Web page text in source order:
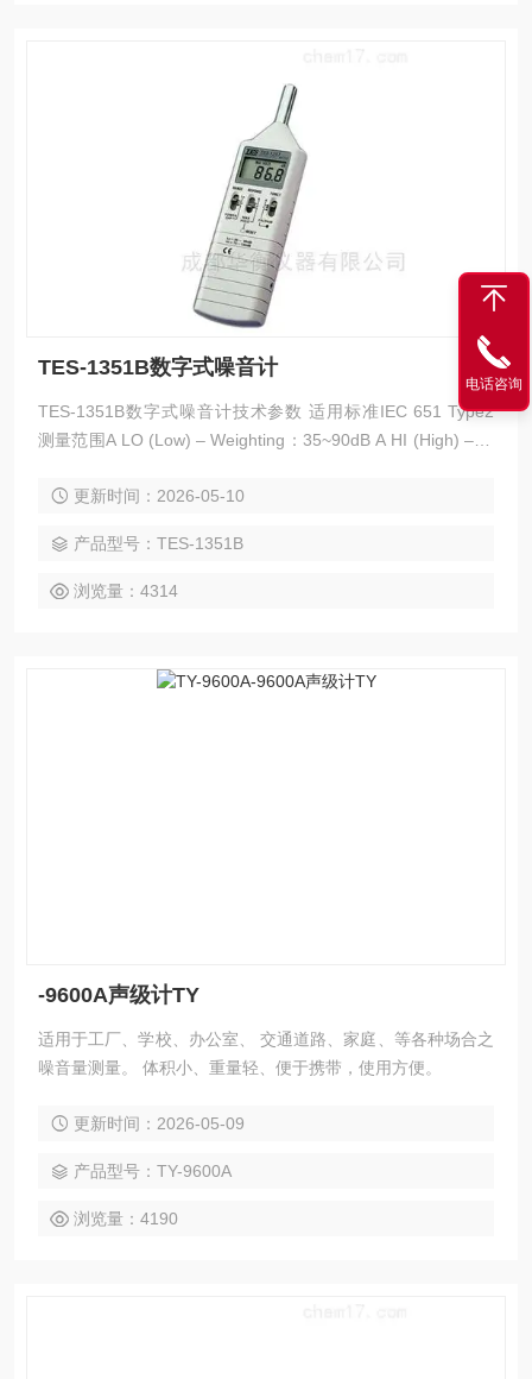
TES-1351B数字式噪音计
TES-1351B数字式噪音计技术参数 适用标准IEC 651 Type2
测量范围A LO (Low) – Weighting：35~90dB A HI (High) – W
I (High) – Weighting：75~130dB 分辨率0.1dB 频率范围31.
更新时间：2026-05-10
产品型号：TES-1351B
浏览量：4314
-9600A声级计TY
适用于工厂、学校、办公室、 交通道路、家庭、等各种场合之
噪音量测量。 体积小、重量轻、便于携带，使用方便。
更新时间：2026-05-09
产品型号：TY-9600A
浏览量：4190
电话咨询